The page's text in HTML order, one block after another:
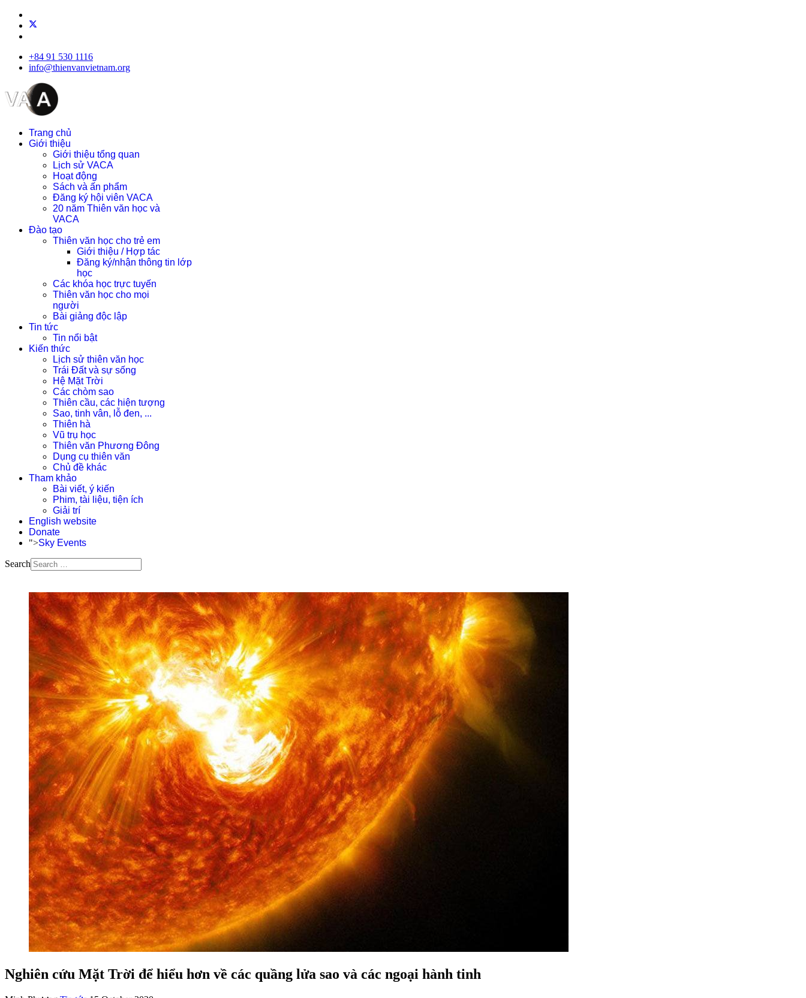
+84 91 530 1116
info@thienvanvietnam.org
Trang chủ
Giới thiệu
Giới thiệu tổng quan
Lịch sử VACA
Hoạt động
Sách và ấn phẩm
Đăng ký hội viên VACA
20 năm Thiên văn học và
VACA
Đào tạo
Thiên văn học cho trẻ em
Giới thiệu / Hợp tác
Đăng ký/nhận thông tin lớp
học
Các khóa học trực tuyến
Thiên văn học cho mọi
người
Bài giảng độc lập
Tin tức
Tin nổi bật
Kiến thức
Lịch sử thiên văn học
Trái Đất và sự sống
Hệ Mặt Trời
Các chòm sao
Thiên cầu, các hiện tượng
Sao, tinh vân, lỗ đen, ...
Thiên hà
Vũ trụ học
Thiên văn Phương Đông
Dụng cụ thiên văn
Chủ đề khác
Tham khảo
Bài viết, ý kiến
Phim, tài liệu, tiện ích
Giải trí
English website
Donate
">Sky Events
Search
Nghiên cứu Mặt Trời để hiểu hơn về các quầng lửa sao và các ngoại hành tinh